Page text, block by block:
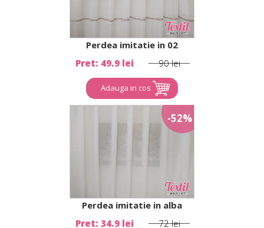
Perdea imitatie in 02
Pret: 49.9 lei
90 lei
Adauga in cos
-52%
Perdea imitatie in alba
Pret: 34.9 lei
72 lei